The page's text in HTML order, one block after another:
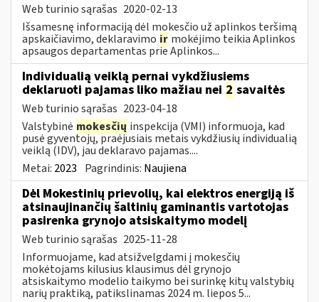
Web turinio sąrašas 2020-02-13
Išsamesnę informaciją dėl mokesčio už aplinkos teršimą
apskaičiavimo, deklaravimo ir mokėjimo teikia Aplinkos
apsaugos departamentas prie Aplinkos...
Individualią veiklą pernai vykdžiusiems
deklaruoti pajamas liko mažiau nei 2 savaitės
Web turinio sąrašas 2023-04-18
Valstybinė mokesčių inspekcija (VMI) informuoja, kad
pusė gyventojų, praėjusiais metais vykdžiusių individualią
veiklą (IDV), jau deklaravo pajamas....
Metai: 2023 Pagrindinis: Naujiena
Dėl Mokestinių prievolių, kai elektros energiją iš
atsinaujinančių šaltinių gaminantis vartotojas
pasirenka grynojo atsiskaitymo modelį
Web turinio sąrašas 2025-11-28
Informuojame, kad atsižvelgdami į mokesčių
mokėtojams kilusius klausimus dėl grynojo
atsiskaitymo modelio taikymo bei surinkę kitų valstybių
narių praktiką, patikslinamas 2024 m. liepos 5...